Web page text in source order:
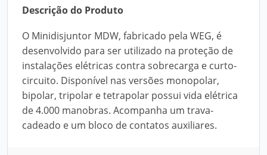
Descrição do Produto
O Minidisjuntor MDW, fabricado pela WEG, é
desenvolvido para ser utilizado na proteção de
instalações elétricas contra sobrecarga e curto-
circuito. Disponível nas versões monopolar,
bipolar, tripolar e tetrapolar possui vida elétrica
de 4.000 manobras. Acompanha um trava-
cadeado e um bloco de contatos auxiliares.